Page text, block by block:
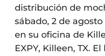
distribución de
sábado, 2 de
en su oficina de
EXPY, Killeen, TX.